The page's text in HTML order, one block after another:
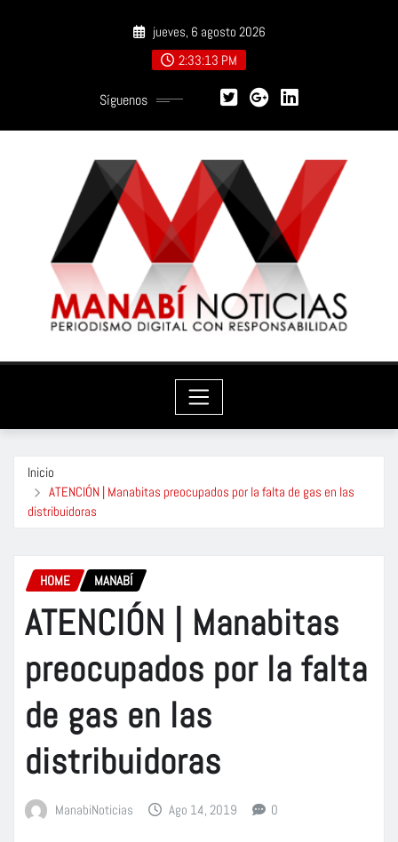
jueves, 6 agosto 2026
2:33:14 PM
Síguenos
Inicio
ATENCIÓN | Manabitas preocupados por la falta de gas en las
distribuidoras
HOME MANABÍ
ATENCIÓN | Manabitas
preocupados por la falta
de gas en las
distribuidoras
ManabiNoticias Ago 14, 2019 0